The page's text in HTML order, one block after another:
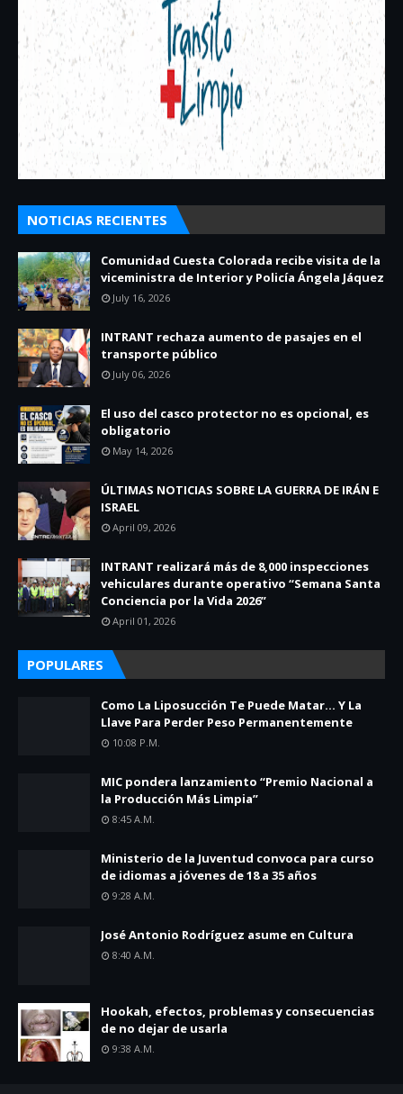
NOTICIAS RECIENTES
Comunidad Cuesta Colorada recibe visita de la
viceministra de Interior y Policía Ángela Jáquez
July 16, 2026
INTRANT rechaza aumento de pasajes en el
transporte público
July 06, 2026
El uso del casco protector no es opcional, es
obligatorio
May 14, 2026
ÚLTIMAS NOTICIAS SOBRE LA GUERRA DE IRÁN E
ISRAEL
April 09, 2026
INTRANT realizará más de 8,000 inspecciones
vehiculares durante operativo “Semana Santa
Conciencia por la Vida 2026”
April 01, 2026
POPULARES
Como La Liposucción Te Puede Matar… Y La
Llave Para Perder Peso Permanentemente
10:08 P.m.
MIC pondera lanzamiento “Premio Nacional a
la Producción Más Limpia”
8:45 A.m.
Ministerio de la Juventud convoca para curso
de idiomas a jóvenes de 18 a 35 años
9:28 A.m.
José Antonio Rodríguez asume en Cultura
8:40 A.m.
Hookah, efectos, problemas y consecuencias
de no dejar de usarla
9:38 A.m.